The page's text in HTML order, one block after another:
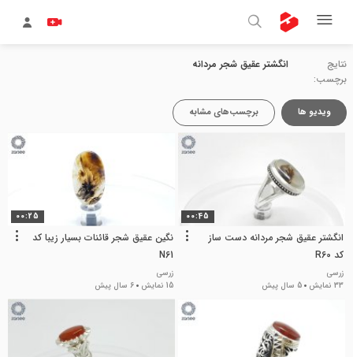
نتایج
برچسب:
انگشتر عقیق شجر مردانه
ویدیو ها برچسب‌های مشابه
00:45
انگشتر عقیق شجر مردانه دست ساز
کد R60
زرسی
33 نمایش
5 سال پیش
00:25
نگین عقیق شجر قائنات بسیار زیبا کد
N61
زرسی
15 نمایش
6 سال پیش